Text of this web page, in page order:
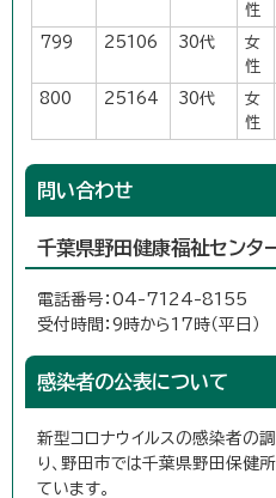
性
799 25106 30代
女
性
800 25164 30代
女
性
問い合わせ
千葉県野田健康福祉センター
電話番号：04-7124-8155
受付時間：9時から17時（平日）
感染者の公表について
新型コロナウイルスの感染者の
り、野田市では千葉県野田保健
ています。